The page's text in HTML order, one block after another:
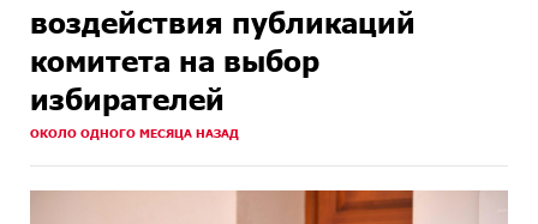
воздействия публикаций
комитета на выбор
избирателей
ОКОЛО ОДНОГО МЕСЯЦА НАЗАД